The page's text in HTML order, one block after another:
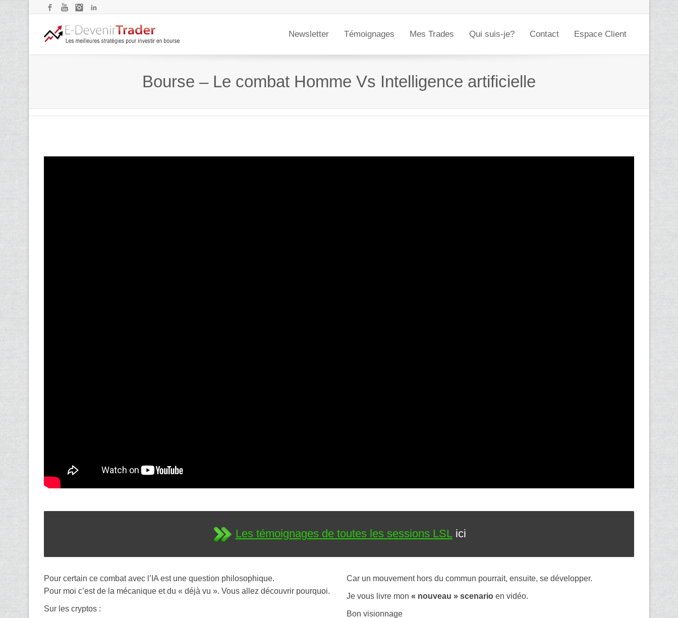
FacebookYouTubeInstagram
Newsletter Témoignages Mes Trades Qui suis-je? Contact Espace Client
Bourse – Le combat Homme Vs Intelligence artificielle
Les témoignages de toutes les sessions LSLici
Pour certain ce combat avec l’IA est une question philosophique.
Pour moi c’est de la mécanique et du « déjà vu ». Vous allez découvrir pourquoi.
Sur les cryptos :
Car un mouvement hors du commun pourrait, ensuite, se développer.
Je vous livre mon « nouveau » scenario en vidéo.
Bon visionnage